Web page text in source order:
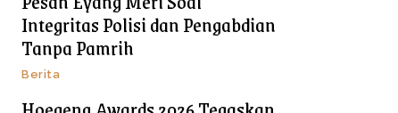
Integritas Polisi dan Pengabdian
Tanpa Pamrih
Berita